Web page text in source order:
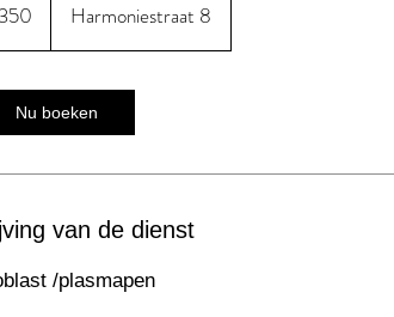
Harmoniestraat 8
Nu boeken
van de dienst
/plasmapen